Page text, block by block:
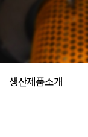
생산제품소개